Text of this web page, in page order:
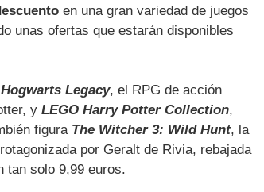
en una gran variedad de juegos
unas ofertas que estarán disponibles
Hogwarts Legacy, el RPG de acción
y LEGO Harry Potter Collection,
figura The Witcher 3: Wild Hunt, la
por Geralt de Rivia, rebajada
tan solo 9,99 euros.